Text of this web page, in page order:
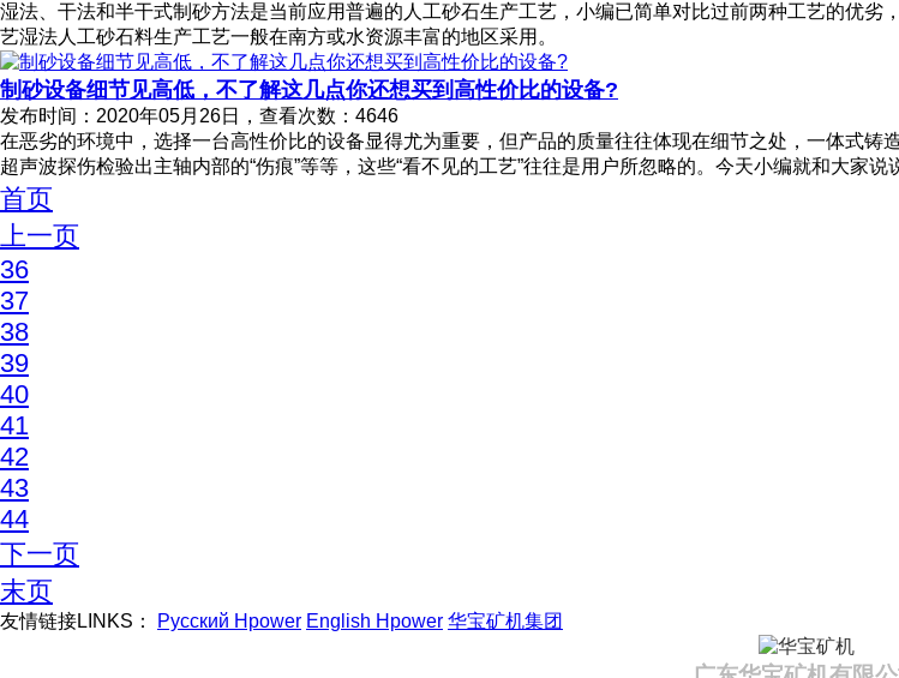
湿法、干法和半干式制砂方法是当前应用普遍的人工砂石生产工艺，小编已简单对比过前两种工艺的优
艺湿法人工砂石料生产工艺一般在南方或水资源丰富的地区采用。
制砂设备细节见高低，不了解这几点你还想买到高性价比的设备?
发布时间：2020年05月26日，查看次数：4646
在恶劣的环境中，选择一台高性价比的设备显得尤为重要，但产品的质量往往体现在细节之处，一体式
超声波探伤检验出主轴内部的“伤痕”等等，这些“看不见的工艺”往往是用户所忽略的。今天小编就和大家说
首页
上一页
36
37
38
39
40
41
42
43
44
下一页
末页
友情链接LINKS： Русский Hpower English Hpower 华宝矿机集团